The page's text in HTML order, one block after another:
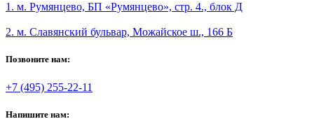
1. м. Румянцево, БП «Румянцево», стр. 4., блок Д
2. м. Славянский бульвар, Можайское ш., 166 Б
Позвоните нам:
+7 (495) 255-22-11
Напишите нам: